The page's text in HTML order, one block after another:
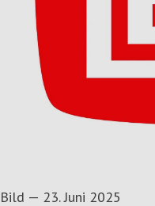
Bild — 23. Juni 2025